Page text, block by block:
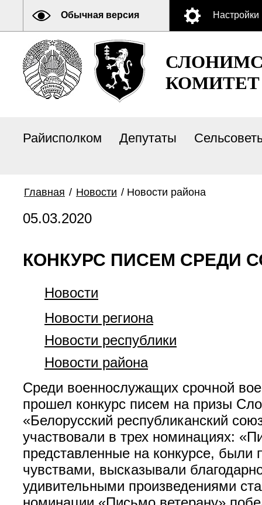
Обычная версия Настройки
КОМИТЕТ
Райисполком Депутаты
Главная / Новости / Новости района
05.03.2020
КОНКУРС ПИСЕМ СРЕДИ
Новости
Новости региона
Новости республики
Новости района
Среди военнослужащих срочной
прошел конкурс писем на призы
«Белорусский республиканский
участвовали в трех номинациях:
представленные на конкурсе,
чувствами, высказывали
удивительными произведениями